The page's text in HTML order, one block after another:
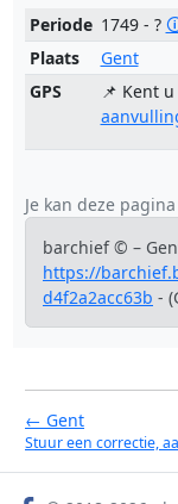
Periode 1749 - ?
Plaats
Gent
GPS
📌 Kent
Je kan deze
barchief © –
https://
d4f2a2acc63b -
← Gent
Stuur een correctie,